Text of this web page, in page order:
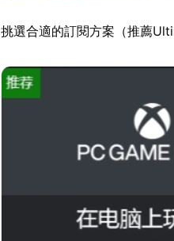
挑選合適的訂閱方案（推薦